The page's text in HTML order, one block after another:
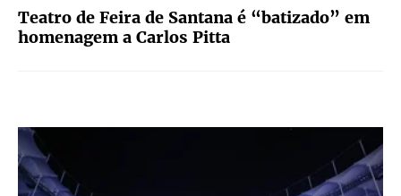
Teatro de Feira de Santana é “batizado” em
homenagem a Carlos Pitta